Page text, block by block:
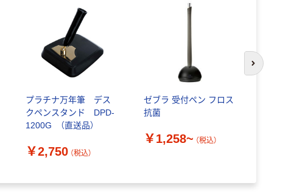
プラチナ万年筆 デス
クペンスタンド DPD-
1200G （直送品）
￥2,750 （税込）
ゼブラ 受付ペン フロス
抗菌
￥1,258~ （税込）
次のスライド